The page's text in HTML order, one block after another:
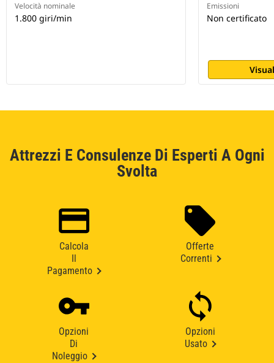
Velocità nominale
1.800 giri/min
Emissioni
Non certificato
Attrezzi E Consulenze Di Esperti A Ogni
Svolta
Calcola
Pagamento
Offerte
Correnti
Opzioni
Di
Noleggio
Opzioni
Usato